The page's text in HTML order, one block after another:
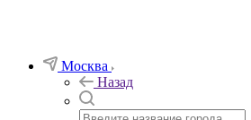
Москва
Назад